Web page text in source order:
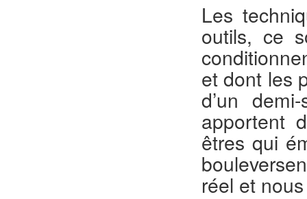
Les
outils, ce
et dont les
d’un
apportent
êtres qui
réel et